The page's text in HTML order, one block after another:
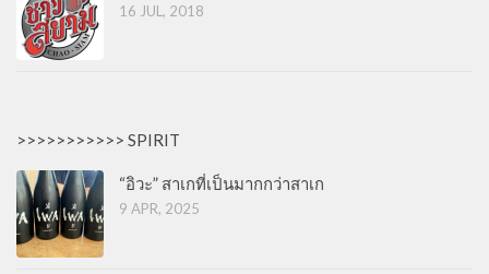
16 JUL, 2018
>>>>>>>>>>> SPIRIT
“อิวะ” สาเกที่เป็นมากกว่าสาเก
9 APR, 2025